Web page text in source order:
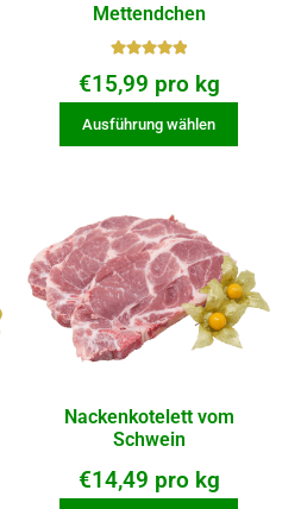
Mettendchen
t mit
5
€15,99 pro kg
Ausführung wählen
Nackenkotelett vom
Schwein
€14,49 pro kg